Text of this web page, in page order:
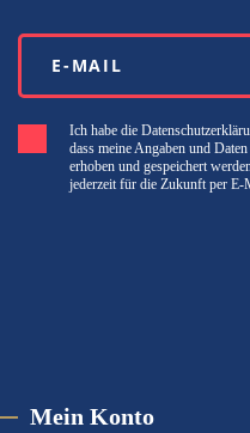
Ich habe die
dass meine Angaben und
erhoben und gespeichert
jederzeit für die Zukunft per E-
Mein Konto